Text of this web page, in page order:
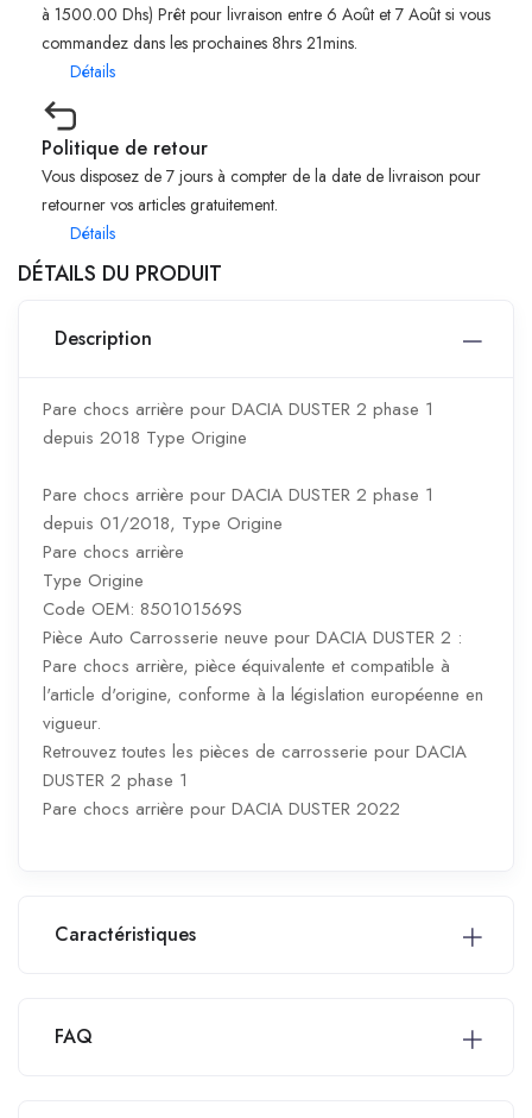
à 1500.00 Dhs) Prêt pour livraison entre 6 Août et 7 Août si vous
commandez dans les prochaines 8hrs 21mins.
Détails
Politique de retour
Vous disposez de 7 jours à compter de la date de livraison pour
retourner vos articles gratuitement.
Détails
DÉTAILS DU PRODUIT
Description
Pare chocs arrière pour DACIA DUSTER 2 phase 1
depuis 2018 Type Origine
Pare chocs arrière pour DACIA DUSTER 2 phase 1
depuis 01/2018, Type Origine
Pare chocs arrière
Type Origine
Code OEM: 850101569S
Pièce Auto Carrosserie neuve pour DACIA DUSTER 2 :
Pare chocs arrière, pièce équivalente et compatible à
l'article d'origine, conforme à la législation européenne en
vigueur.
Retrouvez toutes les pièces de carrosserie pour DACIA
DUSTER 2 phase 1
Pare chocs arrière pour DACIA DUSTER 2022
Caractéristiques
FAQ